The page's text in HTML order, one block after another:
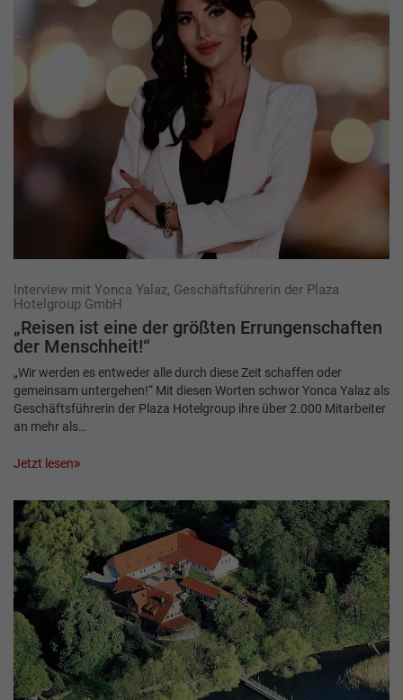
Interview mit Yonca Yalaz, Geschäftsführerin der Plaza
Hotelgroup GmbH
„Reisen ist eine der größten ­Er­rungenschaften
der Menschheit!“
„Wir werden es entweder alle durch diese Zeit schaffen oder
gemeinsam untergehen!“ Mit diesen Worten schwor Yonca Yalaz als
Geschäftsführerin der Plaza Hotelgroup ihre über 2.000 Mitarbeiter
an mehr als…
Jetzt lesen